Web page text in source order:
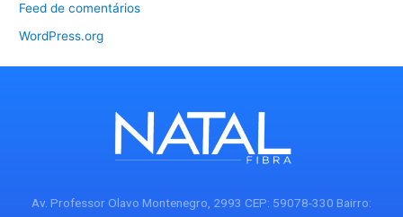
Feed de comentários
WordPress.org
Av. Professor Olavo Montenegro, 2993 CEP: 59078-330 Bairro: